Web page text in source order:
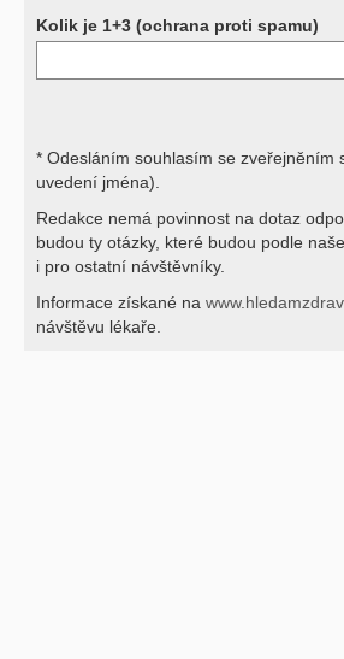
Kolik je 1+3 (ochrana proti spamu)
* Odesláním souhlasím se zveřejněním
uvedení jména).
Redakce nemá povinnost na dotaz
budou ty otázky, které budou podle
i pro ostatní návštěvníky.
Informace získané na
návštěvu lékaře.